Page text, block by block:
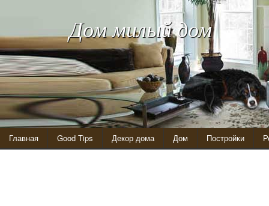
Дом милый дом
Главная Good Tips Декор дома Дом Постройки